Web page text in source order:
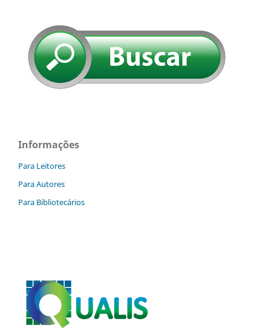
Informações
Para Leitores
Para Autores
Para Bibliotecários